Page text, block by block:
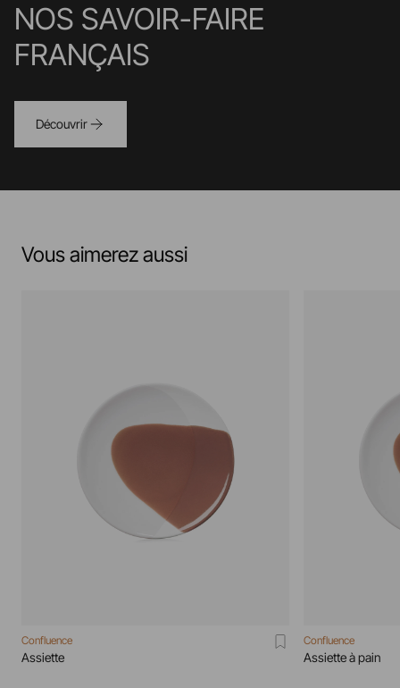
NOS SAVOIR-FAIRE
FRANÇAIS
Découvrir
Vous aimerez aussi
Confluence
Assiette
Confluence
Assiette à pain